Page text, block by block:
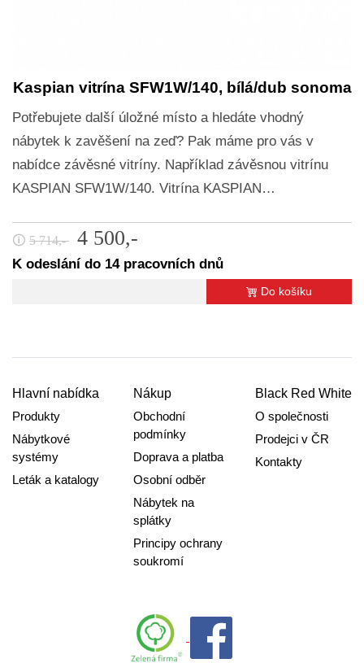
Kaspian vitrína SFW1W/140, bílá/dub sonoma
Potřebujete další úložné místo a hledáte vhodný
nábytek k zavěšení na zeď? Pak máme pro vás v
nabídce závěsné vitríny. Například závěsnou vitrínu
KASPIAN SFW1W/140. Vitrína KASPIAN…
🛈 5 714,- 4 500,-
K odeslání do 14 pracovních dnů
Do košíku
Hlavní nabídka
Produkty
Nábytkové
systémy
Leták a katalogy
Nákup
Obchodní
podmínky
Doprava a platba
Osobní odběr
Nábytek na
splátky
Principy ochrany
soukromí
Black Red White
O společnosti
Prodejci v ČR
Kontakty